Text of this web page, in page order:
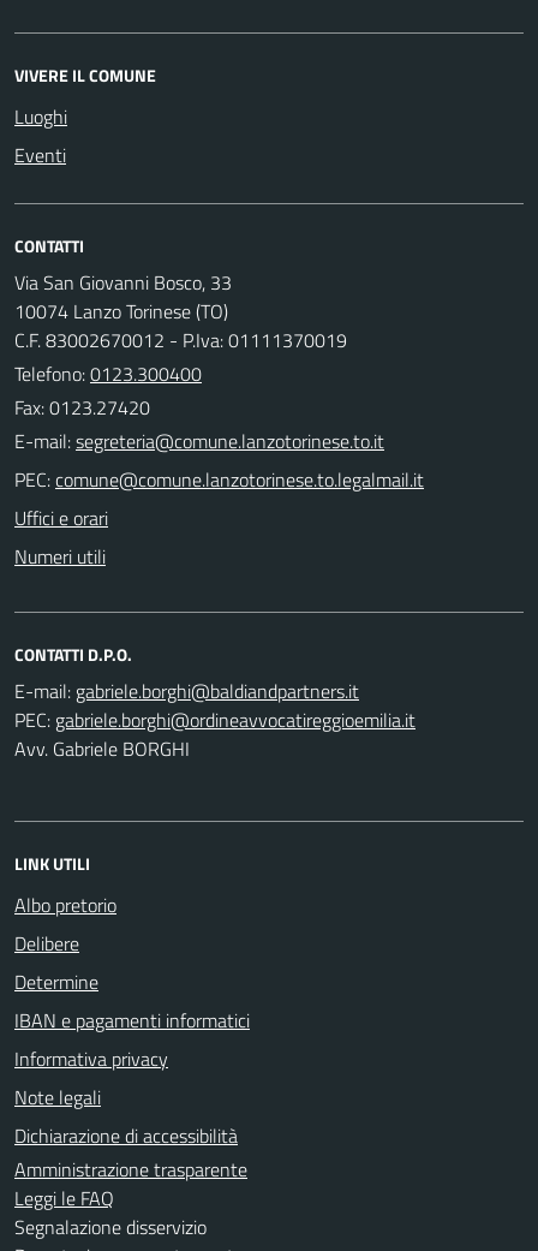
VIVERE IL COMUNE
Luoghi
Eventi
CONTATTI
Via San Giovanni Bosco, 33
10074 Lanzo Torinese (TO)
C.F. 83002670012 - P.Iva: 01111370019
Telefono:0123.300400
Fax: 0123.27420
E-mail:
PEC:
Uffici e orari
Numeri utili
CONTATTI D.P.O.
E-mail:
PEC:
Avv. Gabriele BORGHI
LINK UTILI
Albo pretorio
Delibere
Determine
IBAN e pagamenti informatici
Informativa privacy
Note legali
Dichiarazione di accessibilità
Amministrazione trasparente
Leggi le FAQ
Segnalazione disservizio